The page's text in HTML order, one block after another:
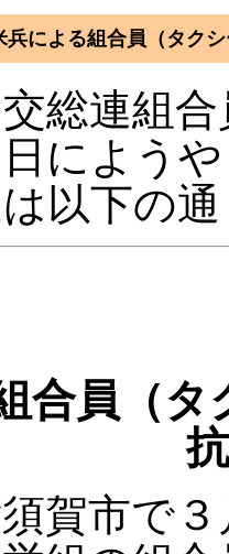
兵による組合員（タク
総連組
によう
以下の
合員（タ
賀市で３